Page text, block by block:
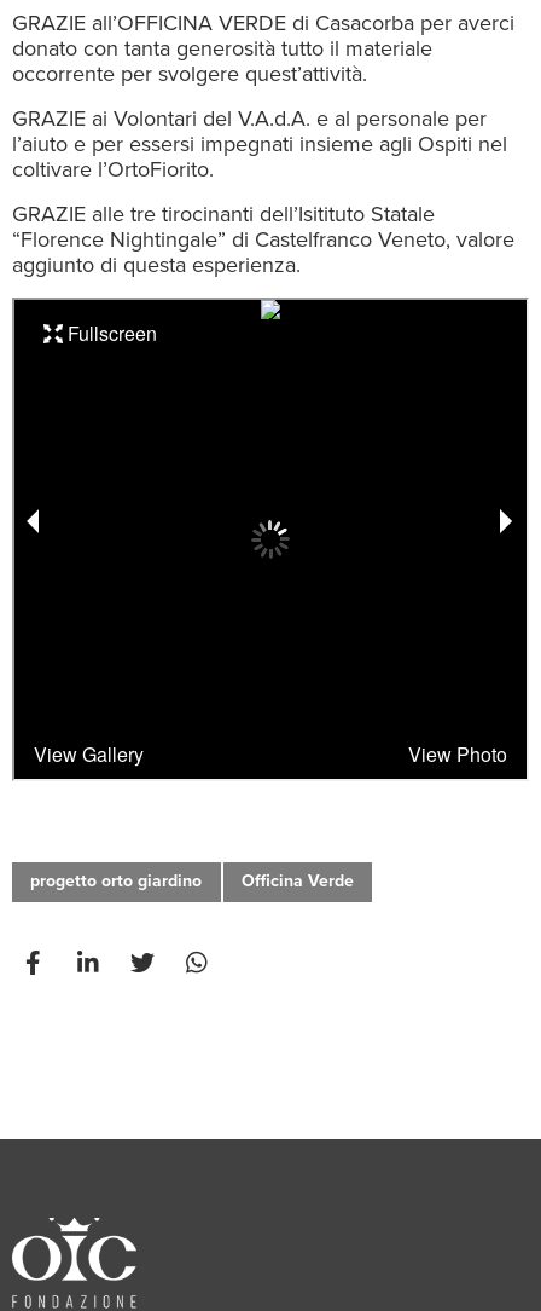
GRAZIE all’OFFICINA VERDE di Casacorba per averci
donato con tanta generosità tutto il materiale
occorrente per svolgere quest’attività.
GRAZIE ai Volontari del V.A.d.A. e al personale per
l’aiuto e per essersi impegnati insieme agli Ospiti nel
coltivare l’OrtoFiorito.
GRAZIE alle tre tirocinanti dell’Isitituto Statale
“Florence Nightingale” di Castelfranco Veneto, valore
aggiunto di questa esperienza.
progetto orto giardino Officina Verde